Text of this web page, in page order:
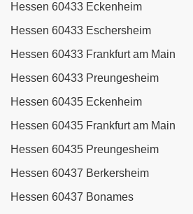
Hessen 60433 Eckenheim
Hessen 60433 Eschersheim
Hessen 60433 Frankfurt am Main
Hessen 60433 Preungesheim
Hessen 60435 Eckenheim
Hessen 60435 Frankfurt am Main
Hessen 60435 Preungesheim
Hessen 60437 Berkersheim
Hessen 60437 Bonames